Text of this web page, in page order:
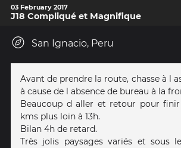
03 February 2017
J18 Compliqué et Magnifique
San Ignacio, Peru
Avant de prendre la route, chasse à l
à cause de l absence de bureau à la
Beaucoup d aller et retour pour
kms plus loin à 13h.
Bilan 4h de retard.
Très jolis paysages variés et sous